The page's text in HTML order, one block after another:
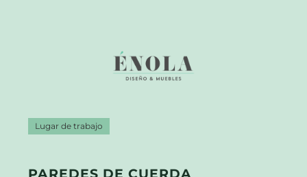
Lugar de trabajo
PAREDES DE CUERDA